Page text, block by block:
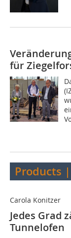
für
Products
Carola Konitzer
Jedes Grad
Tunnelofen